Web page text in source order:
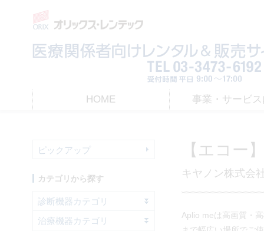
HOME 事業・サービ
HOME > 【エコー】汎用超音波画像診断装置 Aplio me | キヤノン
ピックアップ
カテゴリから探す
診断機器カテゴリ
治療機器カテゴリ
【エコー
キヤノン株式会
Aplio meは高画質・